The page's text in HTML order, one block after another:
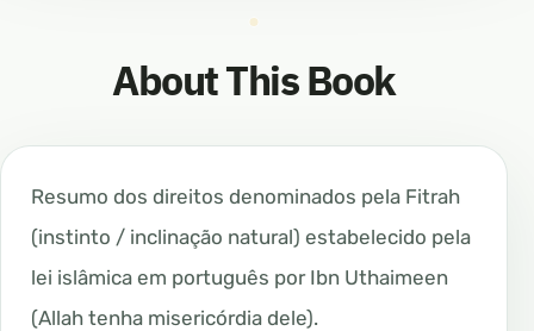
About This Book
Resumo dos direitos denominados pela Fitrah
(instinto / inclinação natural) estabelecido pela
lei islâmica em português por Ibn Uthaimeen
(Allah tenha misericórdia dele).